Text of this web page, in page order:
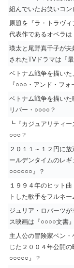
組んでいたお笑いコン
原題を『ラ・トラヴ
代表作であるオペラは
瑛太と尾野真千子が
されたTVドラマは『
ベトナム戦争を描い
『○○○・アンド・フォ
ベトナム戦争を描い
リバー・○○○○？
┗『カジュアリティー
○○○？
２０１１～１２円に
ールデンタイムのレギ
○○○○○○』？
１９９４年のヒット
トした歌手をフルネ
ジュリア・ロバーツ
ス映画は『○○○○文書
主人公の冒険家ベン
じた２００４年公開
○○○○○』？